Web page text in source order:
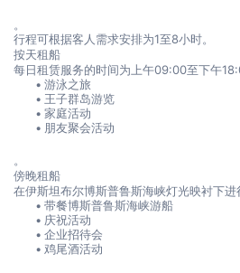
。
行程可根据客人需求安排为1至8小时。
按天租船
每日租赁服务的时间为上午09:00至下午
游泳之旅
王子群岛游览
家庭活动
朋友聚会活动
。
傍晚租船
在伊斯坦布尔博斯普鲁斯海峡灯光映衬下进
带餐博斯普鲁斯海峡游船
庆祝活动
企业招待会
鸡尾酒活动